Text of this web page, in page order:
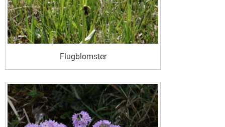
Flugblomster